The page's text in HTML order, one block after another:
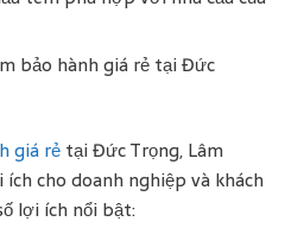
bảo hành giá rẻ tại Đức
giá rẻ tại Đức Trọng, Lâm
cho doanh nghiệp và khách
lợi ích nổi bật: